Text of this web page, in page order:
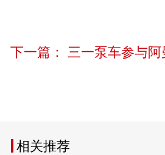
下一篇： 三一泵车参与阿曼
相关推荐